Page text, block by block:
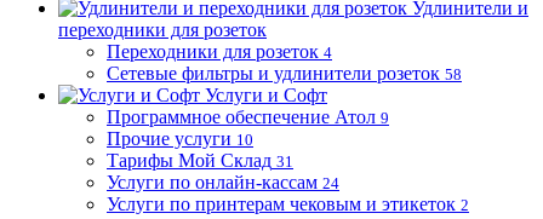
Удлинители и
переходники для розеток
Переходники для розеток 4
Сетевые фильтры и удлинители розеток 58
Услуги и Софт
Программное обеспечение Атол 9
Прочие услуги 10
Тарифы Мой Склад 31
Услуги по онлайн-кассам 24
Услуги по принтерам чековым и этикеток 2